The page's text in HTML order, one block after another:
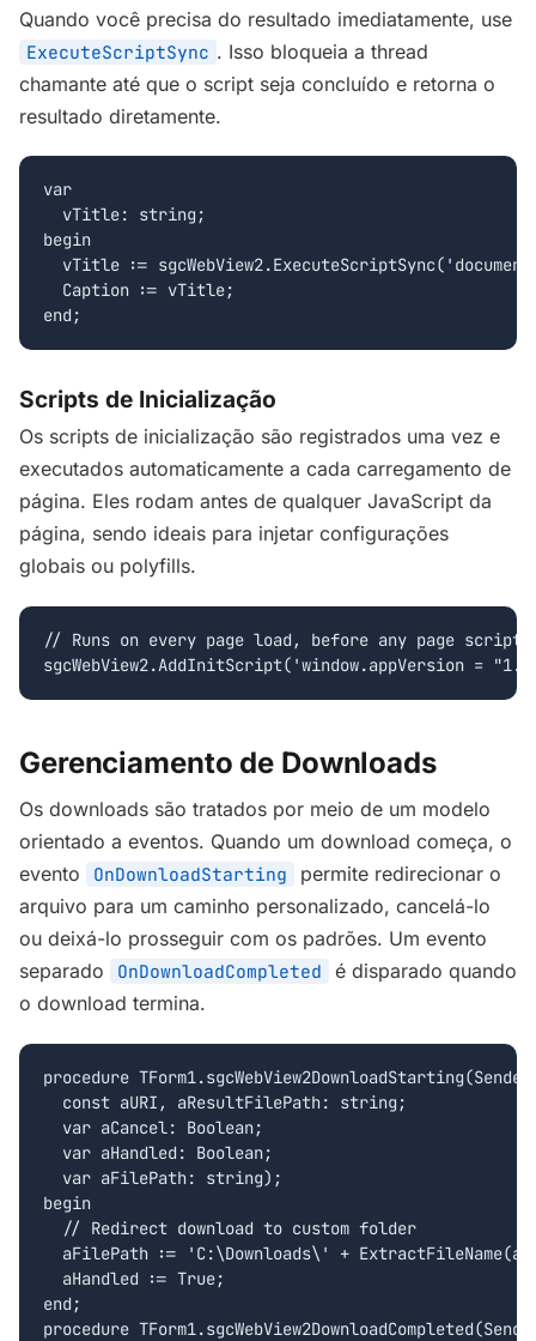
Quando você precisa do resultado imediatamente, use
ExecuteScriptSync . Isso bloqueia a thread
chamante até que o script seja concluído e retorna o
resultado diretamente.
var
  vTitle: string;
begin
vTitle :=
  Caption := vTitle;
end;
Scripts de Inicialização
Os scripts de inicialização são registrados uma vez e
executados automaticamente a cada carregamento de
página. Eles rodam antes de qualquer JavaScript da
página, sendo ideais para injetar configurações
globais ou polyfills.
// Runs on every page load, before any page scripts
sgcWebView2.AddInitScript('window.appVersion =
Gerenciamento de Downloads
Os downloads são tratados por meio de um modelo
orientado a eventos. Quando um download começa, o
evento
OnDownloadStarting
permite redirecionar o
arquivo para um caminho personalizado, cancelá-lo
ou deixá-lo prosseguir com os padrões. Um evento
separado
OnDownloadCompleted
é disparado quando
o download termina.
procedure
  const aURI, aResultFilePath: string;
  var aCancel: Boolean;
  var aHandled: Boolean;
  var aFilePath: string);
begin
  // Redirect download to custom folder
aFilePath := 'C:\Downloads\' +
  aHandled := True;
end;
procedure